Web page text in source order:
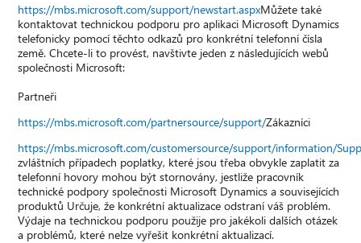
https://mbs.microsoft.com/support/newstart.aspxMůžete také
kontaktovat technickou podporu pro aplikaci Microsoft Dynamics
telefonicky pomocí těchto odkazů pro konkrétní telefonní čísla
země. Chcete-li to provést, navštivte jeden z následujících webů
společnosti Microsoft:
Partneři
https://mbs.microsoft.com/partnersource/support/Zákazníci
https://mbs.microsoft.com/customersource/support/information/
zvláštních případech poplatky, které jsou třeba obvykle zaplatit za
telefonní hovory mohou být stornovány, jestliže pracovník
technické podpory společnosti Microsoft Dynamics a souvisejících
produktů Určuje, že konkrétní aktualizace odstraní váš problém.
Výdaje na technickou podporu použije pro jakékoli dalších otázek
a problémů, které nelze vyřešit konkrétní aktualizací.